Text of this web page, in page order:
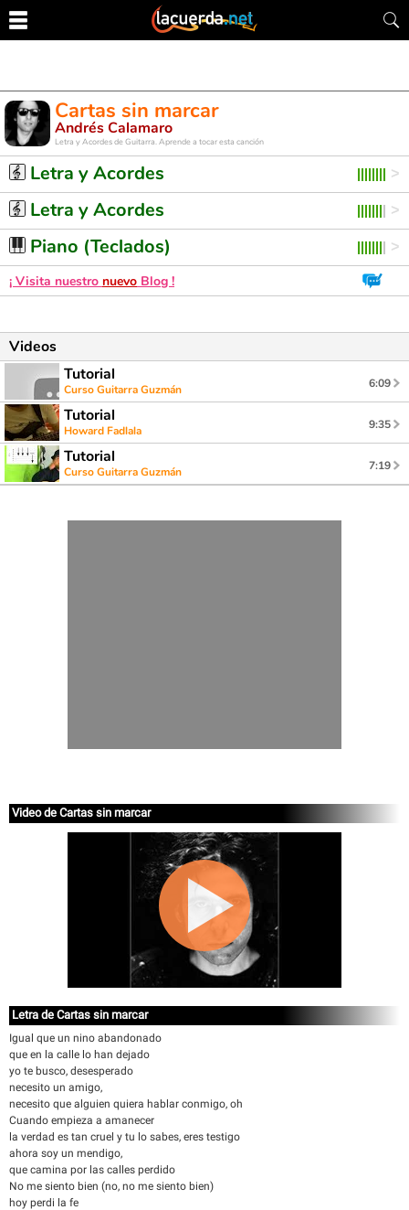
Cartas sin marcar
Andrés Calamaro
Letra y Acordes de Guitarra. Aprende a tocar esta canción
Letra y Acordes
Letra y Acordes
Piano (Teclados)
¡ Visita nuestro nuevo Blog !
Videos
Tutorial
Curso Guitarra Guzmán 6:09
Tutorial
Howard Fadlala 9:35
Tutorial
Curso Guitarra Guzmán 7:19
Video de Cartas sin marcar
Letra de Cartas sin marcar
Igual que un nino abandonado
que en la calle lo han dejado
yo te busco, desesperado
necesito un amigo,
necesito que alguien quiera hablar conmigo, oh
Cuando empieza a amanecer
la verdad es tan cruel y tu lo sabes, eres testigo
ahora soy un mendigo,
que camina por las calles perdido
No me siento bien (no, no me siento bien)
hoy perdi la fe